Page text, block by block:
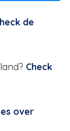
de
Check
over